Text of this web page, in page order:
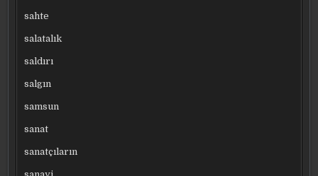
sahte
salatalık
saldırı
salgın
samsun
sanat
sanatçıların